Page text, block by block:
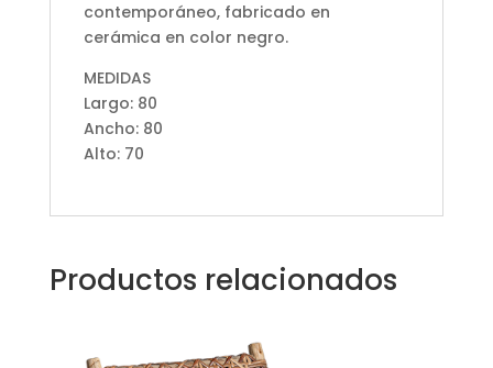
contemporáneo, fabricado en
cerámica en color negro.
MEDIDAS
Largo: 80
Ancho: 80
Alto: 70
Productos relacionados